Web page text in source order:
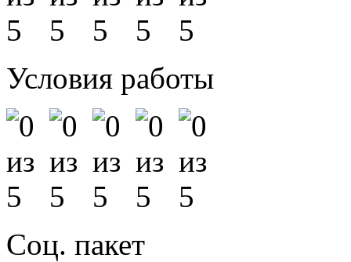
Условия работы
Соц. пакет